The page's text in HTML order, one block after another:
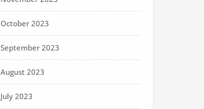
October 2023
September 2023
August 2023
July 2023